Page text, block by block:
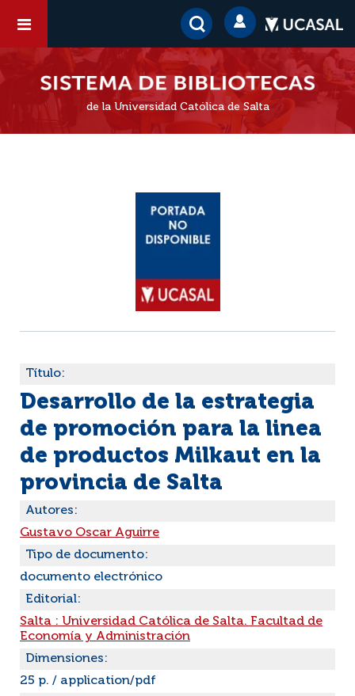
de la Universidad Católica de Salta
Título:
Desarrollo de la estrategia
de promoción para la linea
de productos Milkaut en la
provincia de Salta
Autores:
Gustavo Oscar Aguirre
Tipo de documento:
documento electrónico
Editorial:
Salta : Universidad Católica de Salta. Facultad de
Economía y Administración
Dimensiones:
25 p. / application/pdf